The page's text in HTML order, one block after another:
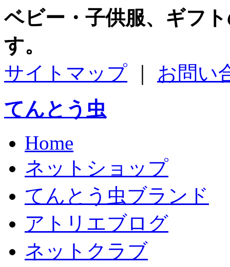
ベビー・子供服、ギフ
す。
サイトマップ
お問い
てんとう虫
Home
ネットショップ
てんとう虫ブランド
アトリエブログ
ネットクラブ